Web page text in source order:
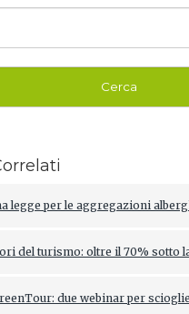
legge per le aggregazioni
del turismo: oltre il 70% sotto
due webinar per